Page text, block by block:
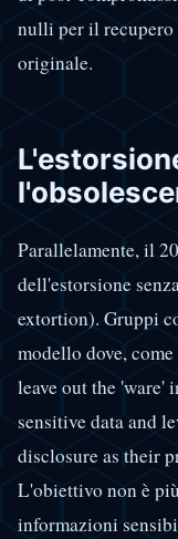
nulli per il
originale.
Parallelamente, il
dell'estorsione
extortion). Gruppi
modello dove,
leave out the 'ware'
sensitive data and
disclosure as their
L'obiettivo non è
informazioni